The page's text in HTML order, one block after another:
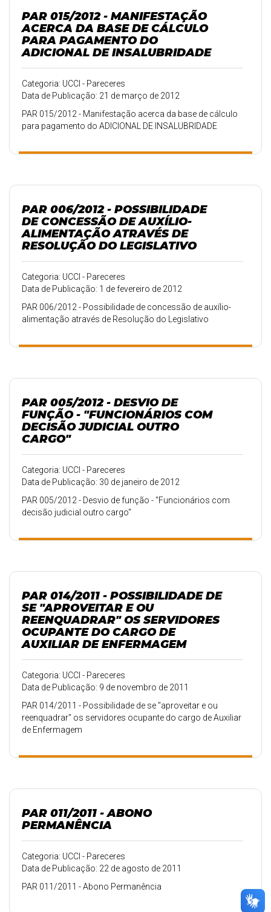
PAR 015/2012 - MANIFESTAÇÃO
ACERCA DA BASE DE CÁLCULO
PARA PAGAMENTO DO
ADICIONAL DE INSALUBRIDADE
Categoria: UCCI - Pareceres
Data de Publicação: 21 de março de 2012
PAR 015/2012 - Manifestação acerca da base de cálculo
para pagamento do ADICIONAL DE INSALUBRIDADE
PAR 006/2012 - POSSIBILIDADE
DE CONCESSÃO DE AUXÍLIO-
ALIMENTAÇÃO ATRAVÉS DE
RESOLUÇÃO DO LEGISLATIVO
Categoria: UCCI - Pareceres
Data de Publicação: 1 de fevereiro de 2012
PAR 006/2012 - Possibilidade de concessão de auxílio-
alimentação através de Resolução do Legislativo
PAR 005/2012 - DESVIO DE
FUNÇÃO - "FUNCIONÁRIOS COM
DECISÃO JUDICIAL OUTRO
CARGO"
Categoria: UCCI - Pareceres
Data de Publicação: 30 de janeiro de 2012
PAR 005/2012 - Desvio de função - "Funcionários com
decisão judicial outro cargo"
PAR 014/2011 - POSSIBILIDADE DE
SE "APROVEITAR E OU
REENQUADRAR" OS SERVIDORES
OCUPANTE DO CARGO DE
AUXILIAR DE ENFERMAGEM
Categoria: UCCI - Pareceres
Data de Publicação: 9 de novembro de 2011
PAR 014/2011 - Possibilidade de se "aproveitar e ou
reenquadrar" os servidores ocupante do cargo de Auxiliar
de Enfermagem
PAR 011/2011 - ABONO
PERMANÊNCIA
Categoria: UCCI - Pareceres
Data de Publicação: 22 de agosto de 2011
PAR 011/2011 - Abono Permanência